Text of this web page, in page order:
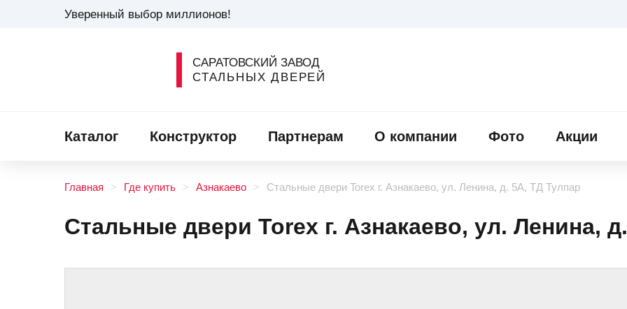
Уверенный выбор миллионов!
САРАТОВСКИЙ ЗАВОД
СТАЛЬНЫХ ДВЕРЕЙ
Каталог Конструктор Партнерам О компании Фото Акции
Главная Где купить Азнакаево Стальные двери Torex г. Азнакаево, ул. Ленина, д. 5А, ТД Тулпар
Стальные двери Torex г. Азнакаево, ул. Ленина,